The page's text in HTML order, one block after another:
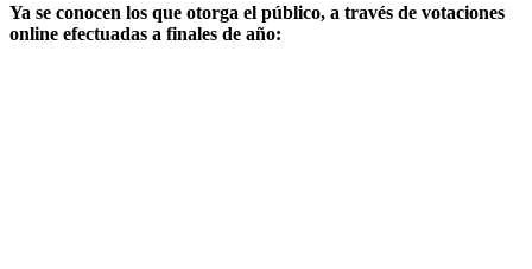
Ya se conocen los que otorga el público, a través de votaciones
online efectuadas a finales de año: